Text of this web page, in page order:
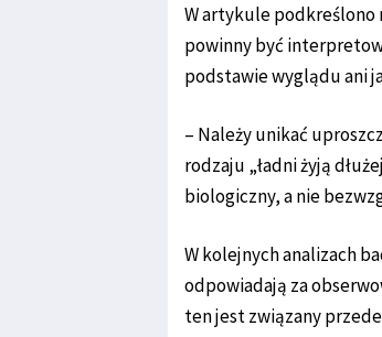
W artykule podkreślono
powinny być
podstawie wyglądu ani
– Należy unikać
rodzaju „ładni żyją
biologiczny, a nie
W kolejnych analizach
odpowiadają za
ten jest związany